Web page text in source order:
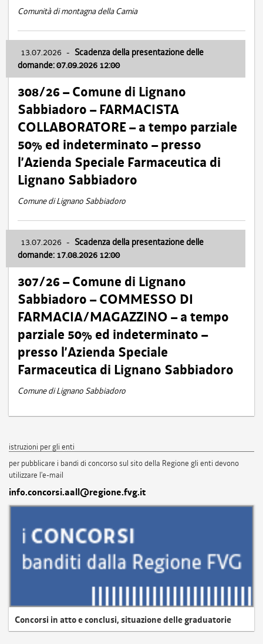
Comunità di montagna della Carnia
13.07.2026 - Scadenza della presentazione delle
domande: 07.09.2026 12:00
308/26 – Comune di Lignano
Sabbiadoro – FARMACISTA
COLLABORATORE – a tempo parziale
50% ed indeterminato – presso
l’Azienda Speciale Farmaceutica di
Lignano Sabbiadoro
Comune di Lignano Sabbiadoro
13.07.2026 - Scadenza della presentazione delle
domande: 17.08.2026 12:00
307/26 – Comune di Lignano
Sabbiadoro – COMMESSO DI
FARMACIA/MAGAZZINO – a tempo
parziale 50% ed indeterminato –
presso l’Azienda Speciale
Farmaceutica di Lignano Sabbiadoro
Comune di Lignano Sabbiadoro
istruzioni per gli enti
per pubblicare i bandi di concorso sul sito della Regione gli enti devono
utilizzare l'e-mail
info.concorsi.aall@regione.fvg.it
Concorsi in atto e conclusi, situazione delle graduatorie